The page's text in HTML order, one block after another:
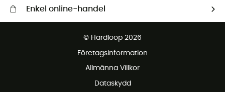
Enkel online-handel
Gratis retur inom 100 dagar
© Hardloop 2026
Företagsinformation
Allmänna Villkor
Dataskydd